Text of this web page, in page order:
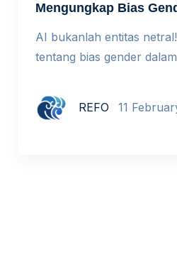
Mengungkap Bias
AI bukanlah entitas
tentang bias gender
Februari dunia
Day of Women and Girls
REFO 11